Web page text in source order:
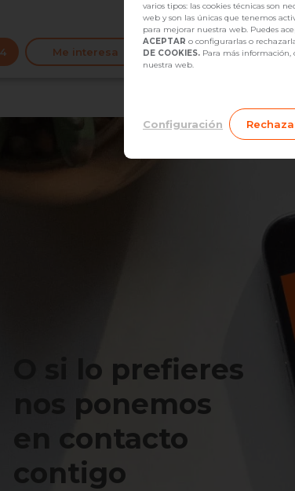
Me interesa
Hipotecadesde2.023,51 €
Interesados0
938 32 52 14
O si lo prefieres
nos ponemos
en contacto
contigo
varios tipos: las cookies técnicas son
web y son las únicas que tenemos
para mejorar nuestra web. Puedes
ACEPTAR o configurarlas o
DE COOKIES. Para más información,
nuestra web.
Configuración